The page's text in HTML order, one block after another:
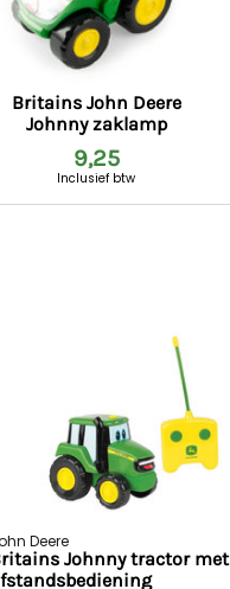
Britains John Deere
Johnny zaklamp
9,25
Inclusief btw
Deere
Johnny tractor met